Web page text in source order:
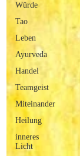
Würde
Tao
Leben
Ayurveda
Handel
Teamgeist
Miteinander
Heilung
inneres
Licht